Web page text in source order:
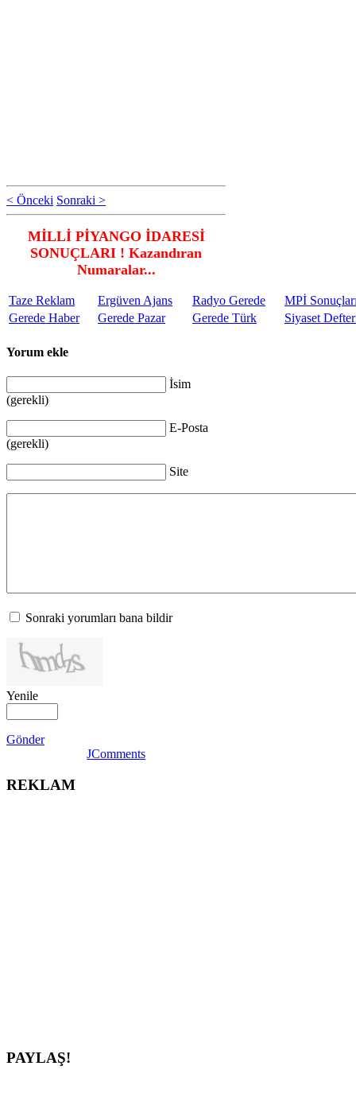
< Önceki Sonraki >
MİLLİ PİYANGO İDARESİ
SONUÇLARI ! Kazandıran
Numaralar...
Taze Reklam Ergüven Ajans Radyo Gerede
MPİ
Gerede Haber
Gerede Pazar Gerede Türk Siyaset
Yorum ekle
İsim
(gerekli)
E-Posta
(gerekli)
Site
Sonraki yorumları bana bildir
Yenile
Gönder
JComments
REKLAM
PAYLAŞ!